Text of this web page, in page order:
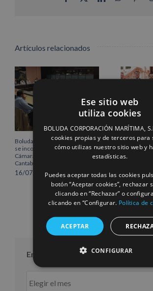
Artículos relacionados
Boluda Corporación Marítima
se incorpora al Pleno de la
Cámara de Comercio de
Cantabria
16/07/2026
Boluda
Róterdam,
norte de
centro
10/07/2026
Entradas por mes
por
Ese sitio web
utiliza cookies
BOLUDA CORPORACIÓN MARÍTIMA,
cookies propias y de terceros para
cómo utilizas nuestro sitio web y
estadísticas.
Puedes aceptar todas las cookies
botón “Aceptar cookies”, rechazar
clicando en “Rechazar” o
clicando en “Configurar. Política de
ACEPTAR
CONFIGURAR